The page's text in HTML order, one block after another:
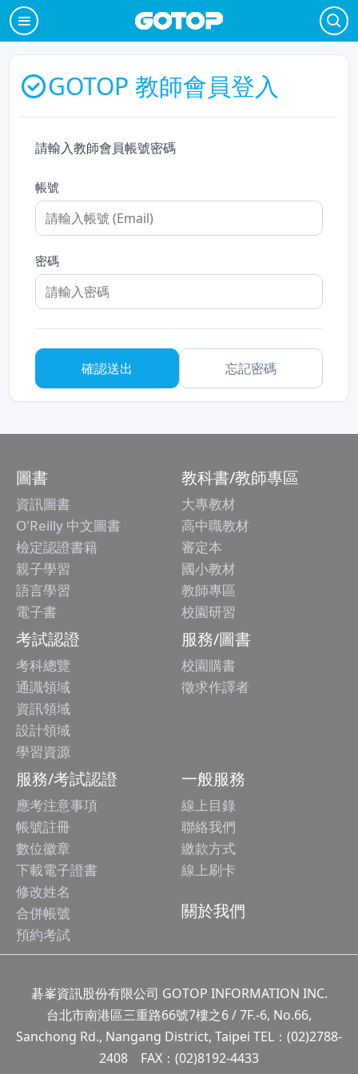
GOTOP 教師會員登入
請輸入教師會員帳號密碼
帳號
密碼
忘記密碼
圖書
資訊圖書
O'Reilly 中文圖書
檢定認證書籍
親子學習
語言學習
電子書
教科書/教師專區
大專教材
高中職教材
審定本
國小教材
教師專區
校園研習
考試認證
考科總覽
通識領域
資訊領域
設計領域
學習資源
服務/圖書
校園購書
徵求作譯者
服務/考試認證
應考注意事項
帳號註冊
數位徽章
下載電子證書
修改姓名
合併帳號
預約考試
一般服務
線上目錄
聯絡我們
繳款方式
線上刷卡
關於我們
碁峯資訊股份有限公司 GOTOP INFORMATION INC.
台北市南港區三重路66號7樓之6 / 7F.-6, No.66,
Sanchong Rd., Nangang District, Taipei TEL：(02)2788-
2408 FAX：(02)8192-4433